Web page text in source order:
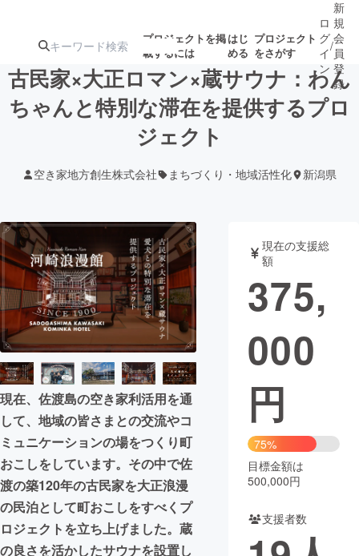
プロジェクトを掲
載するには
はじ
める
プロジェクト
をさがす
注目の新着プロ募集終了が近いプ
テクノロジー・ガジェット
映像・映画 書籍・雑誌
ビジネス・起業 チャレンジ
まちづくり・地域活性化
CAMPFIRE for Social Good
CAMPFIRE Creation
CAMPFIREふるさと納税machi-ya コミュニティ
ロ
グ
イ
ン
/
新
規
会
員
登
録
古民家×大正ロマン×蔵サウナ：わん
ちゃんと特別な滞在を提供するプロ
ジェクト
空き家地方創生株式会社 まちづくり・地域活性化 新潟県
現在、佐渡島の空き家利活用を通
して、地域の皆さまとの交流やコ
ミュニケーションの場をつくり町
おこしをしています。その中で佐
渡の築120年の古民家を大正浪漫
の民泊として町おこしをすべくプ
ロジェクトを立ち上げました。蔵
の良さを活かしたサウナを設置し
現在の支援総
額
375,
000
円
75%
目標金額は
500,000円
支援者数